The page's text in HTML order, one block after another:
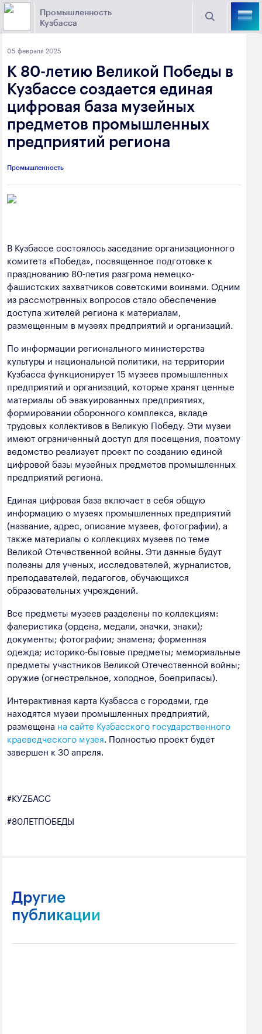
Промышленность
Кузбасса
Поиск
Найти
Торговая площадка Кузбасса
Выберите отрасль
Угольная промышленность
Горно-металлургическая промышленность
Химическая промышленность
Электроэнергетика
Добыча общераспространенных
полезных ископаемых
Лёгкая промышленность
Лесная промышленность
Предприятия
Новости
промышленности
650000, г. Кемерово, пр. Советский, 63
dprom@ako.ru
Создание сайта — Мэйк
05 февраля 2025
К 80-летию Великой Победы в
Кузбассе создается единая
цифровая база музейных
предметов промышленных
предприятий региона
Промышленность
В Кузбассе состоялось заседание организационного
комитета «Победа», посвященное подготовке к
празднованию 80-летия разгрома немецко-
фашистских захватчиков советскими воинами. Одним
из рассмотренных вопросов стало обеспечение
доступа жителей региона к материалам,
размещенным в музеях предприятий и организаций.
По информации регионального министерства
культуры и национальной политики, на территории
Кузбасса функционирует 15 музеев промышленных
предприятий и организаций, которые хранят ценные
материалы об эвакуированных предприятиях,
формировании оборонного комплекса, вкладе
трудовых коллективов в Великую Победу. Эти музеи
имеют ограниченный доступ для посещения, поэтому
ведомство реализует проект по созданию единой
цифровой базы музейных предметов промышленных
предприятий региона.
Единая цифровая база включает в себя общую
информацию о музеях промышленных предприятий
(название, адрес, описание музеев, фотографии), а
также материалы о коллекциях музеев по теме
Великой Отечественной войны. Эти данные будут
полезны для ученых, исследователей, журналистов,
преподавателей, педагогов, обучающихся
образовательных учреждений.
Все предметы музеев разделены по коллекциям:
фалеристика (ордена, медали, значки, знаки);
документы; фотографии; знамена; форменная
одежда; историко-бытовые предметы; мемориальные
предметы участников Великой Отечественной войны;
оружие (огнестрельное, холодное, боеприпасы).
Интерактивная карта Кузбасса с городами, где
находятся музеи промышленных предприятий,
размещена на сайте Кузбасского государственного
краеведческого музея. Полностью проект будет
завершен к 30 апреля.
#КУZБАСС
#80ЛЕТПОБЕДЫ
Другие
публикации